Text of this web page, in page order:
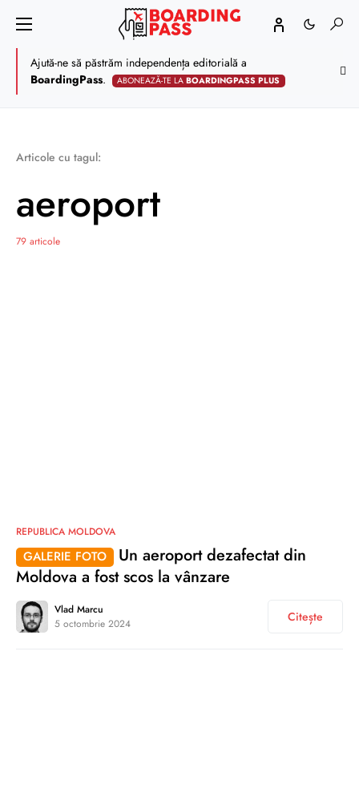
Ajută-ne să păstrăm independența editorială a
BoardingPass. ABONEAZĂ-TE LABOARDINGPASS PLUS
Articole cu tagul:
aeroport
79 articole
0
REPUBLICA MOLDOVA
GALERIE FOTO
Un aeroport dezafectat din
Moldova a fost scos la vânzare
Vlad Marcu
5 octombrie 2024
Citește